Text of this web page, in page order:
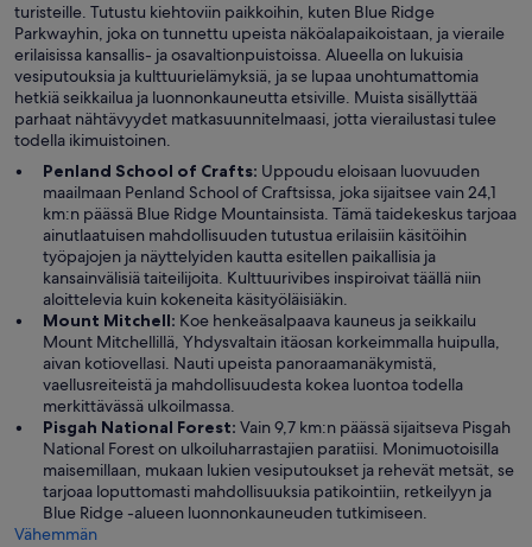
turisteille. Tutustu kiehtoviin paikkoihin, kuten Blue Ridge
Parkwayhin, joka on tunnettu upeista näköalapaikoistaan, ja vieraile
erilaisissa kansallis- ja osavaltionpuistoissa. Alueella on lukuisia
vesiputouksia ja kulttuurielämyksiä, ja se lupaa unohtumattomia
hetkiä seikkailua ja luonnonkauneutta etsiville. Muista sisällyttää
parhaat nähtävyydet matkasuunnitelmaasi, jotta vierailustasi tulee
todella ikimuistoinen.
Penland School of Crafts: Uppoudu eloisaan luovuuden
maailmaan Penland School of Craftsissa, joka sijaitsee vain 24,1
km:n päässä Blue Ridge Mountainsista. Tämä taidekeskus tarjoaa
ainutlaatuisen mahdollisuuden tutustua erilaisiin käsitöihin
työpajojen ja näyttelyiden kautta esitellen paikallisia ja
kansainvälisiä taiteilijoita. Kulttuurivibes inspiroivat täällä niin
aloittelevia kuin kokeneita käsityöläisiäkin.
Mount Mitchell: Koe henkeäsalpaava kauneus ja seikkailu
Mount Mitchellillä, Yhdysvaltain itäosan korkeimmalla huipulla,
aivan kotiovellasi. Nauti upeista panoraamanäkymistä,
vaellusreiteistä ja mahdollisuudesta kokea luontoa todella
merkittävässä ulkoilmassa.
Pisgah National Forest: Vain 9,7 km:n päässä sijaitseva Pisgah
National Forest on ulkoiluharrastajien paratiisi. Monimuotoisilla
maisemillaan, mukaan lukien vesiputoukset ja rehevät metsät, se
tarjoaa loputtomasti mahdollisuuksia patikointiin, retkeilyyn ja
Blue Ridge -alueen luonnonkauneuden tutkimiseen.
Vähemmän